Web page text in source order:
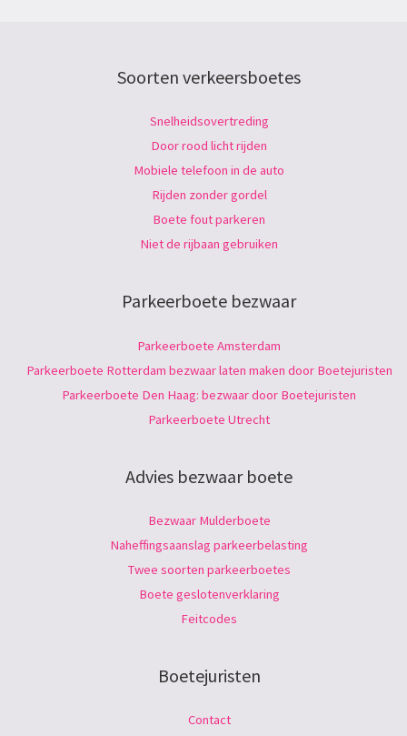
Soorten verkeersboetes
Snelheidsovertreding
Door rood licht rijden
Mobiele telefoon in de auto
Rijden zonder gordel
Boete fout parkeren
Niet de rijbaan gebruiken
Parkeerboete bezwaar
Parkeerboete Amsterdam
Parkeerboete Rotterdam bezwaar laten maken door Boetejuristen
Parkeerboete Den Haag: bezwaar door Boetejuristen
Parkeerboete Utrecht
Advies bezwaar boete
Bezwaar Mulderboete
Naheffingsaanslag parkeerbelasting
Twee soorten parkeerboetes
Boete geslotenverklaring
Feitcodes
Boetejuristen
Contact